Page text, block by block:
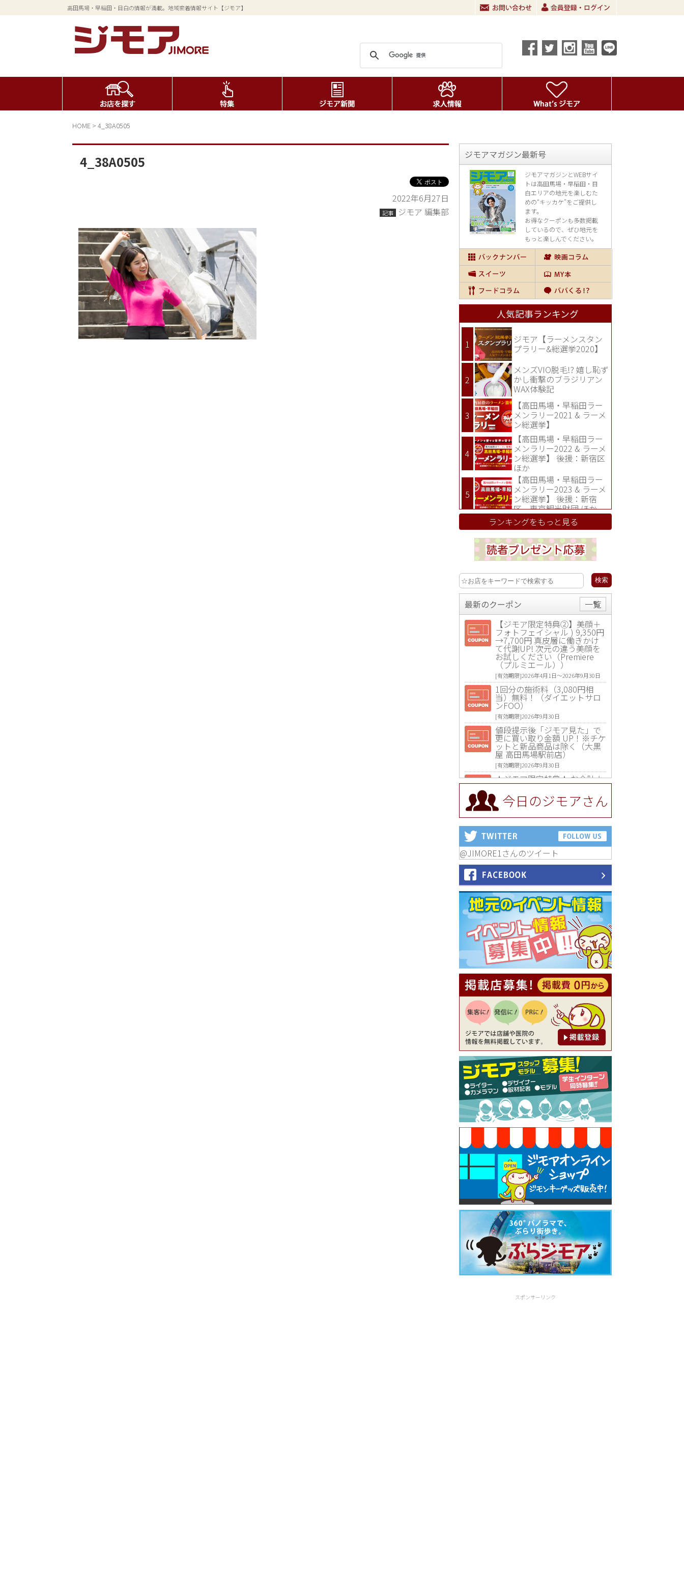
高田馬場・早稲田・目白の情報が満載。地域密着情報サイト【ジモア】
HOME > 4_38A0505
4_38A0505
2022年6月27日
記事 ジモア 編集部
ジモアマガジン最新号
ジモアマガジンとWEBサイ
トは高田馬場・早稲田・目
白エリアの地元を楽しむた
めの“キッカケ”をご提供し
ます。
お得なクーポンも多数掲載
しているので、 ぜひ地元を
もっと楽しんでください。
人気記事ランキング
ジモア【ラーメンスタン
プラリー&総選挙2020】
メンズVIO脱毛!? 嬉し恥ず
かし衝撃のブラジリアン
WAX体験記
【高田馬場・早稲田ラー
メンラリー2021 & ラーメ
ン総選挙】
【高田馬場・早稲田ラー
メンラリー2022 & ラーメ
ン総選挙】 後援：新宿区
ほか
【高田馬場・早稲田ラー
メンラリー2023 & ラーメ
ン総選挙】 後援：新宿
区、東京観光財団 ほか
ランキングをもっと見る
最新のクーポン
一覧
【ジモア限定特典②】美顔＋
フォトフェイシャル ) 9,350円
→7,700円 真皮層に働きかけ
て代謝UP! 次元の違う美顔を
お試しください（Premiere
（プルミエール））
[有効期限]2026年4月1日〜2026年9月30日
1回分の施術料（3,080円相
当）無料！（ダイエットサロ
ンFOO）
[有効期限]2026年9月30日
値段提示後「ジモア見た」で
更に買い取り金額 UP！※チケ
ットと新品商品は除く（大黒
屋 高田馬場駅前店）
[有効期限]2026年9月30日
★ジモア限定特典★ お会計よ
り全品5％OFF（ナチュラル＆
ハンドメイドショップ［マキ
マキ］）
[有効期限]2026年9月30日まで
【ジモア限定①】初回割引 特
価 VIO脱毛11,000円⇒8,800円
（メンズ専門ワックス脱毛サ
ロン Mickle（ミックル））
【ジモア読者特典2】コース 3,
500円→3,000円（料理5品+2
時間飲み放題）（創作イタリ
アン Pia Cuore（ピアクオー
レ））
[有効期限]2026年9月30日
【ジモア読者特典1】料理全品
20％OFF ※18時以降（創作イ
タリアン Pia Cuore（ピアクオ
ーレ））
[有効期限]2026年9月30日
【ジモア限定②】初回割引 特
価 鼻毛脱毛 半額 2,200円⇒1,1
00円（メンズ専門ワックス脱
毛サロン Mickle（ミック
ル））
[有効期限]2026年9月30日
【ジモア限定特典①】まつ毛
カール 3,850円→ 2,750円（Pr
emiere（プルミエール））
[有効期限]2026年9月30日
焼き餃子 一皿サービス（餃子
酒場たっちゃん 西早稲田
店）
[有効期限]2026年9月30日
今日のジモアさん
@JIMORE1さんのツイート
スポンサーリンク